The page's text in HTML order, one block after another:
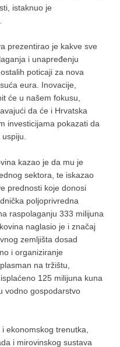
istaknuo je
prezentirao je kakve sve
i unapređenju
poticaji za nova
eura. Inovacije,
će u našem fokusu,
da će i Hrvatska
investicijama pokazati da
kazao je da mu je
sektora, te iskazao
prednosti koje donosi
poljoprivredna
raspolaganju 333 milijuna
naglasio je i značaj
zemljišta dosad
i organiziranje
na tržištu,
125 milijuna kuna
vodno gospodarstvo
ekonomskog trenutka,
i mirovinskog sustava